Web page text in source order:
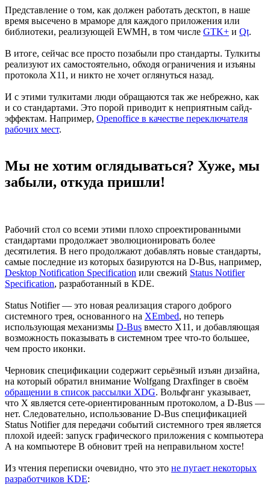
Представление о том, как должен работать десктоп, в наше
время высечено в мраморе для каждого приложения или
библиотеки, реализующей EWMH, в том числе GTK+ и Qt.
В итоге, сейчас все просто позабыли про стандарты. Тулкиты
реализуют их самостоятельно, обходя ограничения и изъяны
протокола X11, и никто не хочет оглянуться назад.
И с этими тулкитами люди обращаются так же небрежно, как
и со стандартами. Это порой приводит к неприятным сайд-
эффектам. Например, Openoffice в качестве переключателя
рабочих мест.
Мы не хотим оглядываться? Хуже, мы
забыли, откуда пришли!
Рабочий стол со всеми этими плохо спроектированными
стандартами продолжает эволюционировать более
десятилетия. В него продолжают добавлять новые стандарты,
самые последние из которых базируются на D-Bus, например,
Desktop Notification Specification или свежий Status Notifier
Specification, разработанный в KDE.
Status Notifier — это новая реализация старого доброго
системного трея, основанного на XEmbed, но теперь
использующая механизмы D-Bus вместо X11, и добавляющая
возможность показывать в системном трее что-то большее,
чем просто иконки.
Черновик спецификации содержит серьёзный изъян дизайна,
на который обратил внимание Wolfgang Draxfinger в своём
обращении в список рассылки XDG. Вольфганг указывает,
что X является сете-ориентированным протоколом, а D-Bus —
нет. Следовательно, использование D-Bus спецификацией
Status Notifier для передачи событий системного трея является
плохой идеей: запуск графического приложения с компьютера
А на компьютере В обновит трей на неправильном хосте!
Из чтения переписки очевидно, что это не пугает некоторых
разработчиков KDE: